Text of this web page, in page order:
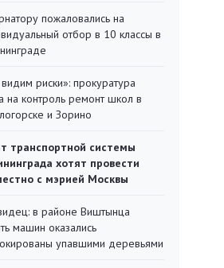
пожаловались на
отбор в 10 классы в
риски»: прокуратура
на контроль ремонт школ в
и Зорино
транспортной системы
хотят провести
с мэрией Москвы
в районе Виштынца
машин оказались
упавшими деревьями